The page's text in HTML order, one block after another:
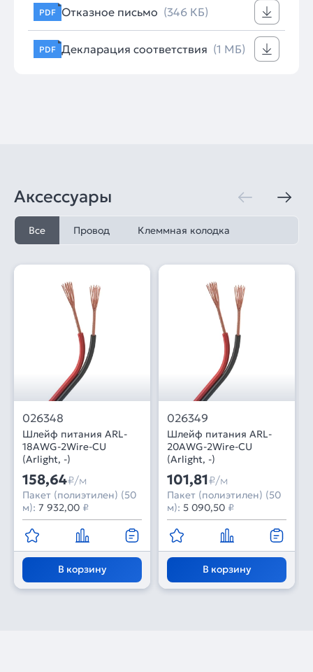
PDF Отказное письмо (346 КБ)
PDF Декларация соответствия (1 МБ)
Аксессуары
Все Провод Клеммная колодка
026348
Шлейф питания ARL-
18AWG-2Wire-CU
(Arlight, -)
158,64₽/м
Пакет (полиэтилен) (50
м): 7 932,00 ₽
В корзину
026349
Шлейф питания ARL-
20AWG-2Wire-CU
(Arlight, -)
101,81₽/м
Пакет (полиэтилен) (50
м): 5 090,50 ₽
В корзину